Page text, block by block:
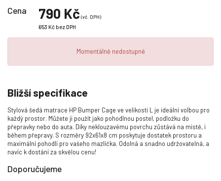
Cena 790 Kč(vč. DPH)
653 Kčbez DPH
Momentálně nedostupné
Bližší specifikace
Stylová šedá matrace HP Bumper Cage ve velikosti L je ideální volbou pro
každý prostor. Můžete ji použít jako pohodlnou postel, podložku do
přepravky nebo do auta. Díky neklouzavému povrchu zůstává na místě, i
během přepravy. S rozměry 92x61x8 cm poskytuje dostatek prostoru a
maximální pohodlí pro vašeho mazlíčka. Odolná a snadno udržovatelná, a
navíc k dostání za skvělou cenu!
Doporučujeme